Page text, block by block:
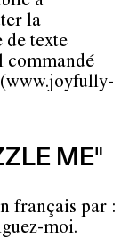
la
de texte
commandé
ME"
français par :
moi.